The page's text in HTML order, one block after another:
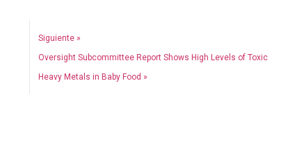
Siguiente »
Oversight Subcommittee Report Shows High Levels of Toxic
Heavy Metals in Baby Food »